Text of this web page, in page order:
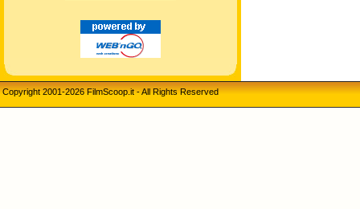
Copyright 2001-2026 FilmScoop.it - All Rights Reserved